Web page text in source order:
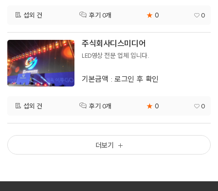
섭외 건 후기 0개 ★ 0 0
주식회사디스미디어
LED영상 전문 업체 입니다.
기본금액 : 로그인 후 확인
섭외 건 후기 0개 ★ 0 0
더보기